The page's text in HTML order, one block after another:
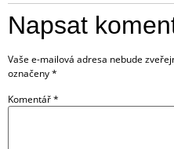
Napsat
Vaše e-mailová adresa nebude
označeny*
Komentář*